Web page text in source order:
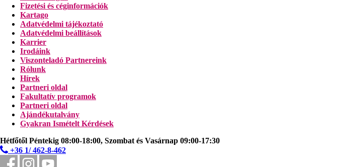
Fizetési és céginformációk
Kartago
Adatvédelmi tájékoztató
Adatvédelmi beállítások
Karrier
Irodáink
Viszonteladó Partnereink
Rólunk
Hírek
Partneri oldal
Fakultatív programok
Partneri oldal
Ajándékutalvány
Gyakran Ismételt Kérdések
Hétfőtől Péntekig 08:00-18:00, Szombat és Vasárnap 09:00-17:30
+36 1/ 462-8-462